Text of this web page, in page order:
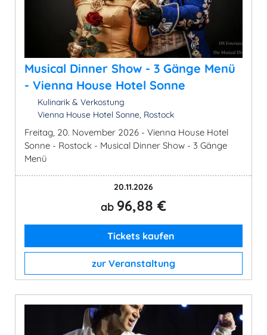
Musical Dinner Show - 3 Gänge Menü
- Vienna House Hotel Sonne
Kulinarik & Verkostung
Vienna House Hotel Sonne, Rostock
Freitag, 20. November 2026 - Vienna House Hotel
Sonne - Rostock - Musical Dinner Show - 3 Gänge
Menü
20.11.2026
ab 96,88 €
Tickets kaufen
zur Veranstaltung